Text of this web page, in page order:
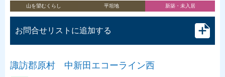
山を望むくらし 平坦地 新築・未入居
お問合せリストに追加する
諏訪郡原村 中新田エコーライン西